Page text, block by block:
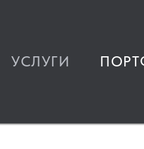
УСЛУГИ
Напитки Продукты